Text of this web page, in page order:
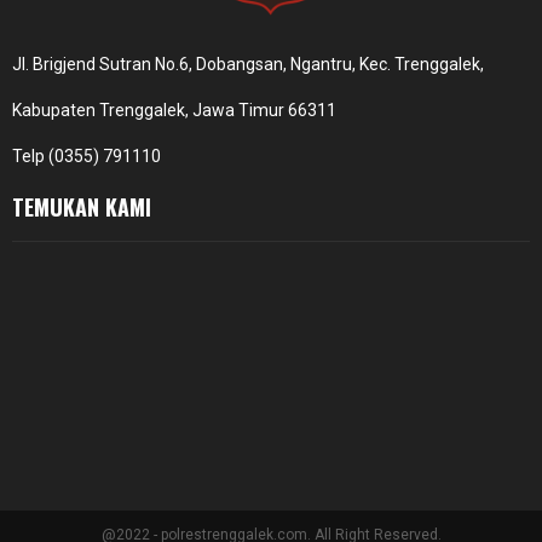
Jl. Brigjend Sutran No.6, Dobangsan, Ngantru, Kec. Trenggalek,
Kabupaten Trenggalek, Jawa Timur 66311
Telp (0355) 791110
TEMUKAN KAMI
@2022 - polrestrenggalek.com. All Right Reserved.